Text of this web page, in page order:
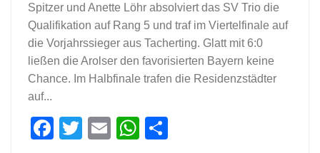
Spitzer und Anette Löhr absolviert das SV Trio die
Qualifikation auf Rang 5 und traf im Viertelfinale auf
die Vorjahrssieger aus Tacherting. Glatt mit 6:0
ließen die Arolser den favorisierten Bayern keine
Chance. Im Halbfinale trafen die Residenzstädter
auf...
Facebook
Twitter
EmailWhatsApp